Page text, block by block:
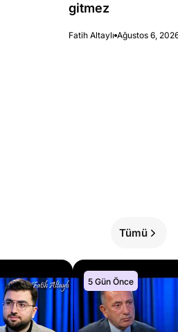
gitmez
Fatih Altaylı Ağustos 6,
Tümü
5 Gün Önce